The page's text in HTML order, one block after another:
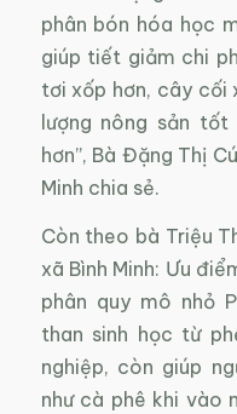
phân bón hóa học
giúp tiết giảm chi
tơi xốp hơn, cây cối
lượng nông sản
hơn”, Bà Đặng Thị
Minh chia sẻ.
Còn theo bà Triệu
xã Bình Minh: Ưu
phân quy mô nhỏ
than sinh học từ
nghiệp, còn giúp
như cà phê khi vào